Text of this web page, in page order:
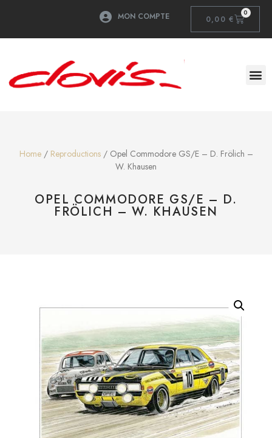
MON COMPTE 0,00€
0
Home/ Reproductions/ Opel Commodore GS/E – D. Frölich –
W. Khausen
OPEL COMMODORE GS/E – D.
FRÖLICH – W. KHAUSEN